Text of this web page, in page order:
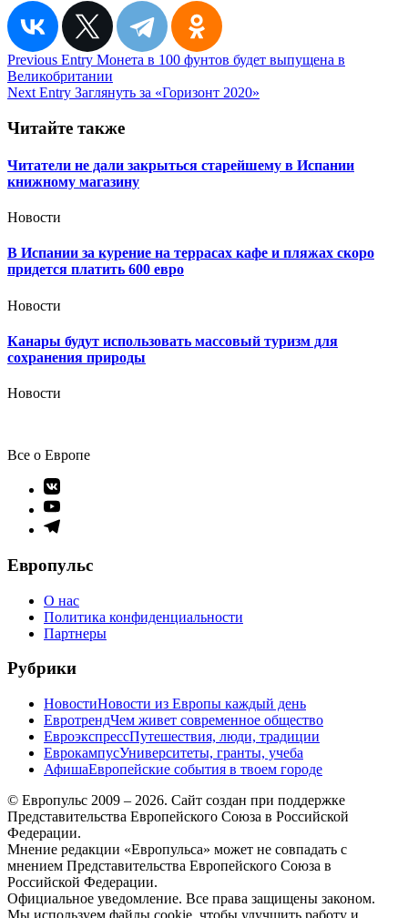
Навигация
по
Previous Entry Монета в 100 фунтов будет выпущена в
Великобритании
Next Entry Заглянуть за «Горизонт 2020»
Читайте также
Читатели не дали закрыться старейшему в Испании
книжному магазину
Новости
В Испании за курение на террасах кафе и пляжах скоро
придется платить 600 евро
Новости
Канары будут использовать массовый туризм для
сохранения природы
Новости
Все о Европе
Элемент
меню
Элемент
меню
Элемент
Европульс
О нас
Политика конфиденциальности
Партнеры
Рубрики
НовостиНовости из Европы каждый день
ЕвротрендЧем живет современное общество
ЕвроэкспрессПутешествия, люди, традиции
ЕврокампусУниверситеты, гранты, учеба
АфишаЕвропейские события в твоем городе
© Европульс 2009 – 2026. Сайт создан при поддержке
Представительства Европейского Союза в Российской
Федерации.
Мнение редакции «Европульса» может не совпадать с
мнением Представительства Европейского Союза в
Российской Федерации.
Официальное уведомление. Все права защищены законом.
Мы используем файлы cookie, чтобы улучшить работу и